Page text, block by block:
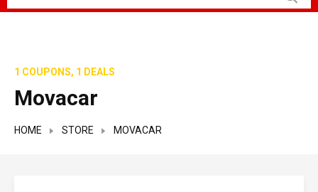
1 COUPONS, 1 DEALS
Movacar
HOME STORE MOVACAR